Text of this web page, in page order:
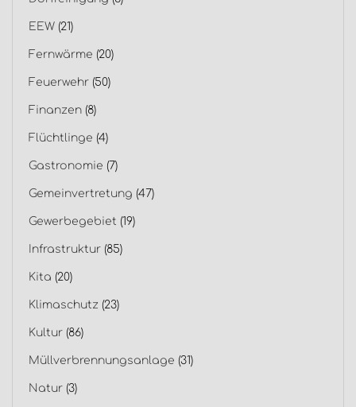
EEW (21)
Fernwärme (20)
Feuerwehr (50)
Finanzen (8)
Flüchtlinge (4)
Gastronomie (7)
Gemeinvertretung (47)
Gewerbegebiet (19)
Infrastruktur (85)
Kita (20)
Klimaschutz (23)
Kultur (86)
Müllverbrennungsanlage (31)
Natur (3)